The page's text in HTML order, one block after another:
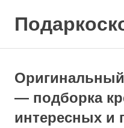
подарить
— подборка
интересных и